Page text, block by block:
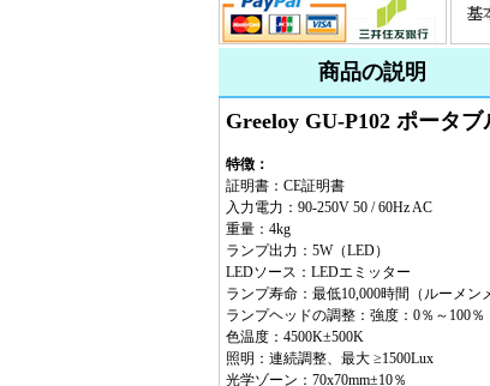
商品の説明
Greeloy GU-P102 ポータ
特徴：
証明書：CE証明書
入力電力：90-250V 50 / 60Hz AC
重量：4kg
ランプ出力：5W（LED）
LEDソース：LEDエミッター
ランプ寿命：最低10,000時間（ルーメン
ランプヘッドの調整：強度：0％～100％
色温度：4500K±500K
照明：連続調整、最大 ≥1500Lux
光学ゾーン：70x70mm±10％